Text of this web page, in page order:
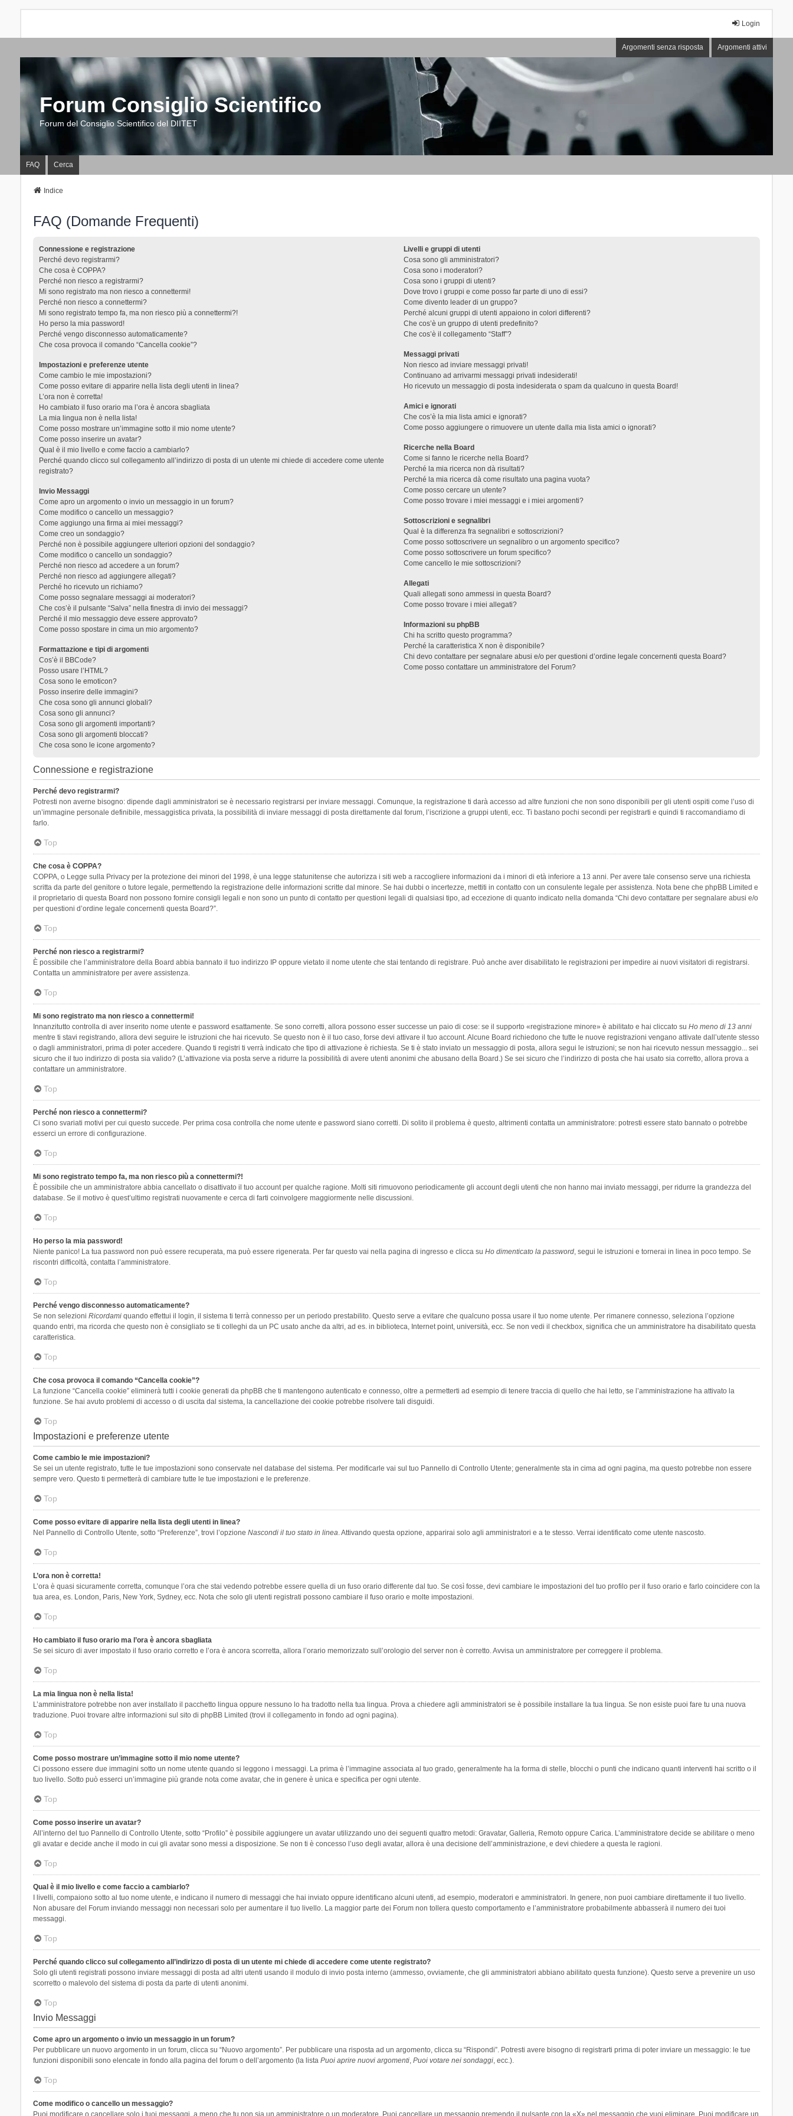
Login
Argomenti senza risposta Argomenti attivi
Forum Consiglio Scientifico
Forum del Consiglio Scientifico del DIITET
FAQ Cerca
Indice
FAQ (Domande Frequenti)
Connessione e registrazione
Perché devo registrarmi?
Che cosa è COPPA?
Perché non riesco a registrarmi?
Mi sono registrato ma non riesco a connettermi!
Perché non riesco a connettermi?
Mi sono registrato tempo fa, ma non riesco più a connettermi?!
Ho perso la mia password!
Perché vengo disconnesso automaticamente?
Che cosa provoca il comando “Cancella cookie”?
Impostazioni e preferenze utente
Come cambio le mie impostazioni?
Come posso evitare di apparire nella lista degli utenti in linea?
L’ora non è corretta!
Ho cambiato il fuso orario ma l’ora è ancora sbagliata
La mia lingua non è nella lista!
Come posso mostrare un’immagine sotto il mio nome utente?
Come posso inserire un avatar?
Qual è il mio livello e come faccio a cambiarlo?
Perché quando clicco sul collegamento all’indirizzo di posta di un utente mi chiede di accedere come utente
registrato?
Invio Messaggi
Come apro un argomento o invio un messaggio in un forum?
Come modifico o cancello un messaggio?
Come aggiungo una firma ai miei messaggi?
Come creo un sondaggio?
Perché non è possibile aggiungere ulteriori opzioni del sondaggio?
Come modifico o cancello un sondaggio?
Perché non riesco ad accedere a un forum?
Perché non riesco ad aggiungere allegati?
Perché ho ricevuto un richiamo?
Come posso segnalare messaggi ai moderatori?
Che cos’è il pulsante “Salva” nella finestra di invio dei messaggi?
Perché il mio messaggio deve essere approvato?
Come posso spostare in cima un mio argomento?
Formattazione e tipi di argomenti
Cos’è il BBCode?
Posso usare l’HTML?
Cosa sono le emoticon?
Posso inserire delle immagini?
Che cosa sono gli annunci globali?
Cosa sono gli annunci?
Cosa sono gli argomenti importanti?
Cosa sono gli argomenti bloccati?
Che cosa sono le icone argomento?
Livelli e gruppi di utenti
Cosa sono gli amministratori?
Cosa sono i moderatori?
Cosa sono i gruppi di utenti?
Dove trovo i gruppi e come posso far parte di uno di essi?
Come divento leader di un gruppo?
Perché alcuni gruppi di utenti appaiono in colori differenti?
Che cos’è un gruppo di utenti predefinito?
Che cos’è il collegamento “Staff”?
Messaggi privati
Non riesco ad inviare messaggi privati!
Continuano ad arrivarmi messaggi privati indesiderati!
Ho ricevuto un messaggio di posta indesiderata o spam da qualcuno in questa Board!
Amici e ignorati
Che cos’è la mia lista amici e ignorati?
Come posso aggiungere o rimuovere un utente dalla mia lista amici o ignorati?
Ricerche nella Board
Come si fanno le ricerche nella Board?
Perché la mia ricerca non dà risultati?
Perché la mia ricerca dà come risultato una pagina vuota?
Come posso cercare un utente?
Come posso trovare i miei messaggi e i miei argomenti?
Sottoscrizioni e segnalibri
Qual è la differenza fra segnalibri e sottoscrizioni?
Come posso sottoscrivere un segnalibro o un argomento specifico?
Come posso sottoscrivere un forum specifico?
Come cancello le mie sottoscrizioni?
Allegati
Quali allegati sono ammessi in questa Board?
Come posso trovare i miei allegati?
Informazioni su phpBB
Chi ha scritto questo programma?
Perché la caratteristica X non è disponibile?
Chi devo contattare per segnalare abusi e/o per questioni d’ordine legale concernenti questa Board?
Come posso contattare un amministratore del Forum?
Connessione e registrazione
Perché devo registrarmi?
Potresti non averne bisogno: dipende dagli amministratori se è necessario registrarsi per inviare messaggi. Comunque, la registrazione ti darà accesso ad altre funzioni che non sono disponibili per gli utenti ospiti come l’uso di
un’immagine personale definibile, messaggistica privata, la possibilità di inviare messaggi di posta direttamente dal forum, l’iscrizione a gruppi utenti, ecc. Ti bastano pochi secondi per registrarti e quindi ti raccomandiamo di
farlo.
Top
Che cosa è COPPA?
COPPA, o Legge sulla Privacy per la protezione dei minori del 1998, è una legge statunitense che autorizza i siti web a raccogliere informazioni da i minori di età inferiore a 13 anni. Per avere tale consenso serve una richiesta
scritta da parte del genitore o tutore legale, permettendo la registrazione delle informazioni scritte dal minore. Se hai dubbi o incertezze, mettiti in contatto con un consulente legale per assistenza. Nota bene che phpBB Limited e
il proprietario di questa Board non possono fornire consigli legali e non sono un punto di contatto per questioni legali di qualsiasi tipo, ad eccezione di quanto indicato nella domanda “Chi devo contattare per segnalare abusi e/o
per questioni d’ordine legale concernenti questa Board?”.
Top
Perché non riesco a registrarmi?
È possibile che l’amministratore della Board abbia bannato il tuo indirizzo IP oppure vietato il nome utente che stai tentando di registrare. Può anche aver disabilitato le registrazioni per impedire ai nuovi visitatori di registrarsi.
Contatta un amministratore per avere assistenza.
Top
Mi sono registrato ma non riesco a connettermi!
Innanzitutto controlla di aver inserito nome utente e password esattamente. Se sono corretti, allora possono esser successe un paio di cose: se il supporto «registrazione minore» è abilitato e hai cliccato su Ho meno di 13 anni
mentre ti stavi registrando, allora devi seguire le istruzioni che hai ricevuto. Se questo non è il tuo caso, forse devi attivare il tuo account. Alcune Board richiedono che tutte le nuove registrazioni vengano attivate dall’utente stesso
o dagli amministratori, prima di poter accedere. Quando ti registri ti verrà indicato che tipo di attivazione è richiesta. Se ti è stato inviato un messaggio di posta, allora segui le istruzioni; se non hai ricevuto nessun messaggio... sei
sicuro che il tuo indirizzo di posta sia valido? (L’attivazione via posta serve a ridurre la possibilità di avere utenti anonimi che abusano della Board.) Se sei sicuro che l’indirizzo di posta che hai usato sia corretto, allora prova a
contattare un amministratore.
Top
Perché non riesco a connettermi?
Ci sono svariati motivi per cui questo succede. Per prima cosa controlla che nome utente e password siano corretti. Di solito il problema è questo, altrimenti contatta un amministratore: potresti essere stato bannato o potrebbe
esserci un errore di configurazione.
Top
Mi sono registrato tempo fa, ma non riesco più a connettermi?!
È possibile che un amministratore abbia cancellato o disattivato il tuo account per qualche ragione. Molti siti rimuovono periodicamente gli account degli utenti che non hanno mai inviato messaggi, per ridurre la grandezza del
database. Se il motivo è quest’ultimo registrati nuovamente e cerca di farti coinvolgere maggiormente nelle discussioni.
Top
Ho perso la mia password!
Niente panico! La tua password non può essere recuperata, ma può essere rigenerata. Per far questo vai nella pagina di ingresso e clicca su Ho dimenticato la password, segui le istruzioni e tornerai in linea in poco tempo. Se
riscontri difficoltà, contatta l’amministratore.
Top
Perché vengo disconnesso automaticamente?
Se non selezioni Ricordamiquando effettui il login, il sistema ti terrà connesso per un periodo prestabilito. Questo serve a evitare che qualcuno possa usare il tuo nome utente. Per rimanere connesso, seleziona l’opzione
quando entri, ma ricorda che questo non è consigliato se ti colleghi da un PC usato anche da altri, ad es. in biblioteca, Internet point, università, ecc. Se non vedi il checkbox, significa che un amministratore ha disabilitato questa
caratteristica.
Top
Che cosa provoca il comando “Cancella cookie”?
La funzione “Cancella cookie” eliminerà tutti i cookie generati da phpBB che ti mantengono autenticato e connesso, oltre a permetterti ad esempio di tenere traccia di quello che hai letto, se l’amministrazione ha attivato la
funzione. Se hai avuto problemi di accesso o di uscita dal sistema, la cancellazione dei cookie potrebbe risolvere tali disguidi.
Top
Impostazioni e preferenze utente
Come cambio le mie impostazioni?
Se sei un utente registrato, tutte le tue impostazioni sono conservate nel database del sistema. Per modificarle vai sul tuo Pannello di Controllo Utente; generalmente sta in cima ad ogni pagina, ma questo potrebbe non essere
sempre vero. Questo ti permetterà di cambiare tutte le tue impostazioni e le preferenze.
Top
Come posso evitare di apparire nella lista degli utenti in linea?
Nel Pannello di Controllo Utente, sotto “Preferenze”, trovi l’opzione Nascondi il tuo stato in linea. Attivando questa opzione, apparirai solo agli amministratori e a te stesso. Verrai identificato come utente nascosto.
Top
L’ora non è corretta!
L’ora è quasi sicuramente corretta, comunque l’ora che stai vedendo potrebbe essere quella di un fuso orario differente dal tuo. Se così fosse, devi cambiare le impostazioni del tuo profilo per il fuso orario e farlo coincidere con la
tua area, es. London, Paris, New York, Sydney, ecc. Nota che solo gli utenti registrati possono cambiare il fuso orario e molte impostazioni.
Top
Ho cambiato il fuso orario ma l’ora è ancora sbagliata
Se sei sicuro di aver impostato il fuso orario corretto e l’ora è ancora scorretta, allora l’orario memorizzato sull’orologio del server non è corretto. Avvisa un amministratore per correggere il problema.
Top
La mia lingua non è nella lista!
L’amministratore potrebbe non aver installato il pacchetto lingua oppure nessuno lo ha tradotto nella tua lingua. Prova a chiedere agli amministratori se è possibile installare la tua lingua. Se non esiste puoi fare tu una nuova
traduzione. Puoi trovare altre informazioni sul sito di phpBB Limited (trovi il collegamento in fondo ad ogni pagina).
Top
Come posso mostrare un’immagine sotto il mio nome utente?
Ci possono essere due immagini sotto un nome utente quando si leggono i messaggi. La prima è l’immagine associata al tuo grado, generalmente ha la forma di stelle, blocchi o punti che indicano quanti interventi hai scritto o il
tuo livello. Sotto può esserci un’immagine più grande nota come avatar, che in genere è unica e specifica per ogni utente.
Top
Come posso inserire un avatar?
All’interno del tuo Pannello di Controllo Utente, sotto “Profilo” è possibile aggiungere un avatar utilizzando uno dei seguenti quattro metodi: Gravatar, Galleria, Remoto oppure Carica. L’amministratore decide se abilitare o meno
gli avatar e decide anche il modo in cui gli avatar sono messi a disposizione. Se non ti è concesso l’uso degli avatar, allora è una decisione dell’amministrazione, e devi chiedere a questa le ragioni.
Top
Qual è il mio livello e come faccio a cambiarlo?
I livelli, compaiono sotto al tuo nome utente, e indicano il numero di messaggi che hai inviato oppure identificano alcuni utenti, ad esempio, moderatori e amministratori. In genere, non puoi cambiare direttamente il tuo livello.
Non abusare del Forum inviando messaggi non necessari solo per aumentare il tuo livello. La maggior parte dei Forum non tollera questo comportamento e l’amministratore probabilmente abbasserà il numero dei tuoi
messaggi.
Top
Perché quando clicco sul collegamento all’indirizzo di posta di un utente mi chiede di accedere come utente registrato?
Solo gli utenti registrati possono inviare messaggi di posta ad altri utenti usando il modulo di invio posta interno (ammesso, ovviamente, che gli amministratori abbiano abilitato questa funzione). Questo serve a prevenire un uso
scorretto o malevolo del sistema di posta da parte di utenti anonimi.
Top
Invio Messaggi
Come apro un argomento o invio un messaggio in un forum?
Per pubblicare un nuovo argomento in un forum, clicca su “Nuovo argomento”. Per pubblicare una risposta ad un argomento, clicca su “Rispondi”. Potresti avere bisogno di registrarti prima di poter inviare un messaggio: le tue
funzioni disponibili sono elencate in fondo alla pagina del forum o dell’argomento (la lista Puoi aprire nuovi argomenti, Puoi votare nei sondaggi, ecc.).
Top
Come modifico o cancello un messaggio?
Puoi modificare o cancellare solo i tuoi messaggi, a meno che tu non sia un amministratore o un moderatore. Puoi cancellare un messaggio premendo il pulsante con la «X» nel messaggio che vuoi eliminare. Puoi modificare un